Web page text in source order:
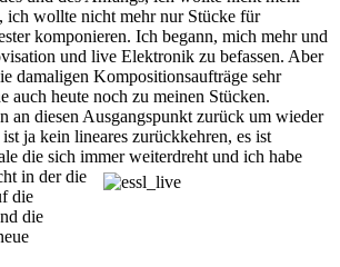
ich wollte nicht mehr nur Stücke für
komponieren. Ich begann, mich mehr und
und live Elektronik zu befassen. Aber
damaligen Kompositionsaufträge sehr
auch heute noch zu meinen Stücken.
an diesen Ausgangspunkt zurück um wieder
ja kein lineares zurückkehren, es ist
die sich immer weiterdreht und ich habe
in der die
die
die